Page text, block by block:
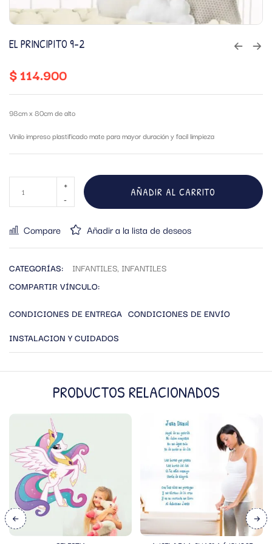
EL PRINCIPITO 9-2
$114.900
98cm x 80cm de alto
Vinilo impreso plastificado mate para mayor duración y facíl limpieza
AÑADIR AL CARRITO
Compare Añadir a la lista de deseos
CATEGORÍAS: INFANTILES, INFANTILES
COMPARTIR VÍNCULO:
CONDICIONES DE ENTREGA CONDICIONES DE ENVÍO
INSTALACION Y CUIDADOS
PRODUCTOS RELACIONADOS